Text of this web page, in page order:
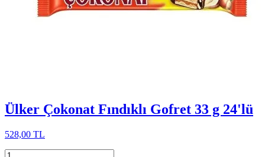
Ülker Çokonat Fındıklı Gofret 33 g 24'lü
528,00 TL